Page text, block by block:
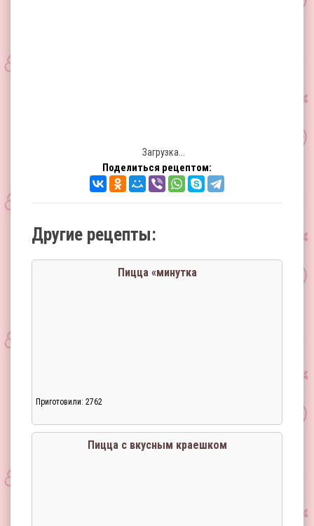
Загрузка...
Поделиться рецептом:
Другие рецепты:
Пицца «минутка
Приготовили: 2762
Пицца с вкусным краешком